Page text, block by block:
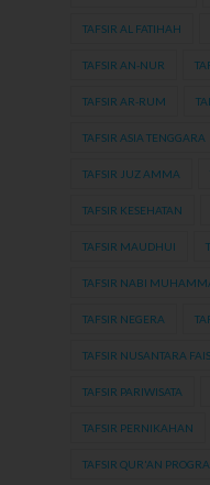
TAFSIR AL FATIHAH
TAFSIR AN-NUR
TAFSIR AR-RUM
TAFSIR ASIA TENGGARA
TAFSIR JUZ AMMA
TAFSIR KESEHATAN
TAFSIR MAUDHUI
TAFSIR NABI
TAFSIR NEGERA
TAFSIR NUSANTARA
TAFSIR PARIWISATA
TAFSIR PERNIKAHAN
TAFSIR QUR'AN